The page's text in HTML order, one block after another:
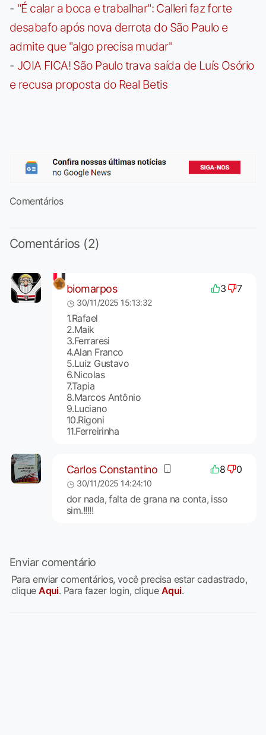
- "É calar a boca e trabalhar": Calleri faz forte
desabafo após nova derrota do São Paulo e
admite que "algo precisa mudar"
- JOIA FICA! São Paulo trava saída de Luís Osório
e recusa proposta do Real Betis
Comentários
Comentários (2)
biomarpos 3 7
30/11/2025 15:13:32
1.Rafael
2.Maik
3.Ferraresi
4.Alan Franco
5.Luiz Gustavo
6.Nicolas
7.Tapia
8.Marcos Antônio
9.Luciano
10.Rigoni
11.Ferreirinha
Carlos Constantino 8 0
30/11/2025 14:24:10
dor nada, falta de grana na conta, isso
sim.!!!!!
Enviar comentário
Para enviar comentários, você precisa estar cadastrado,
cliqueAqui. Para fazer login, clique Aqui.